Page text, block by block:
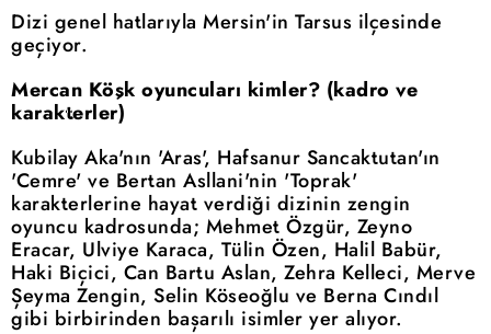
Dizi genel hatlarıyla Mersin'in Tarsus ilçesinde
geçiyor.
Mercan Köşk oyuncuları kimler? (kadro ve
karakterler)
Kubilay Aka'nın 'Aras', Hafsanur Sancaktutan'ın
'Cemre' ve Bertan Asllani'nin 'Toprak'
karakterlerine hayat verdiği dizinin zengin
oyuncu kadrosunda; Mehmet Özgür, Zeyno
Eracar, Ulviye Karaca, Tülin Özen, Halil Babür,
Haki Biçici, Can Bartu Aslan, Zehra Kelleci, Merve
Şeyma Zengin, Selin Köseoğlu ve Berna Cındıl
gibi birbirinden başarılı isimler yer alıyor.